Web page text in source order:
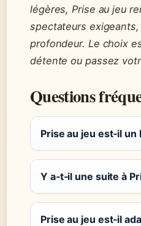
légères, Prise au jeu
spectateurs
profondeur. Le choix
détente ou passez
Questions
Prise au jeu est‑il un
Y a‑t‑il une suite à
Prise au jeu est‑il